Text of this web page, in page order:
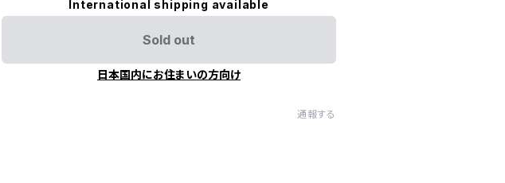
International shipping available
Sold out
日本国内にお住まいの方向け
通報する